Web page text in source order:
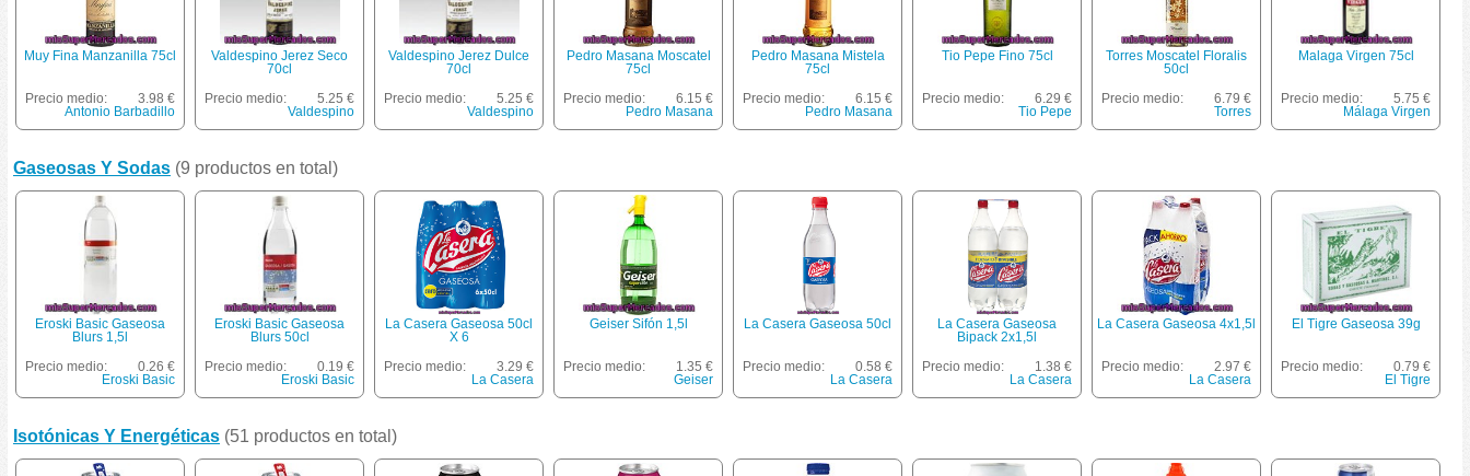
Muy Fina Manzanilla 75cl
Precio medio:
3.98 €
Antonio Barbadillo
Valdespino Jerez Seco
70cl
Precio medio:
5.25 €
Valdespino
Valdespino Jerez Dulce
70cl
Precio medio:
5.25 €
Valdespino
Pedro Masana Moscatel
75cl
Precio medio:
6.15 €
Pedro Masana
Pedro Masana Mistela
75cl
Precio medio:
6.15 €
Pedro Masana
Tio Pepe Fino 75cl
Precio medio:
6.29 €
Tio Pepe
Torres Moscatel Floralis
50cl
Precio medio:
6.79 €
Torres
Malaga Virgen 75cl
Precio medio:
5.75 €
Málaga Virgen
Gaseosas Y Sodas (9 productos en total)
Eroski Basic Gaseosa
Blurs 1,5l
Precio medio:
0.26 €
Eroski Basic
Eroski Basic Gaseosa
Blurs 50cl
Precio medio:
0.19 €
Eroski Basic
La Casera Gaseosa 50cl
X 6
Precio medio:
3.29 €
La Casera
Geiser Sifón 1,5l
Precio medio:
1.35 €
Geiser
La Casera Gaseosa 50cl
Precio medio:
0.58 €
La Casera
La Casera Gaseosa
Bipack 2x1,5l
Precio medio:
1.38 €
La Casera
La Casera Gaseosa 4x1,5l
Precio medio:
2.97 €
La Casera
El Tigre Gaseosa 39g
Precio medio:
0.79 €
El Tigre
Isotónicas Y Energéticas (51 productos en total)